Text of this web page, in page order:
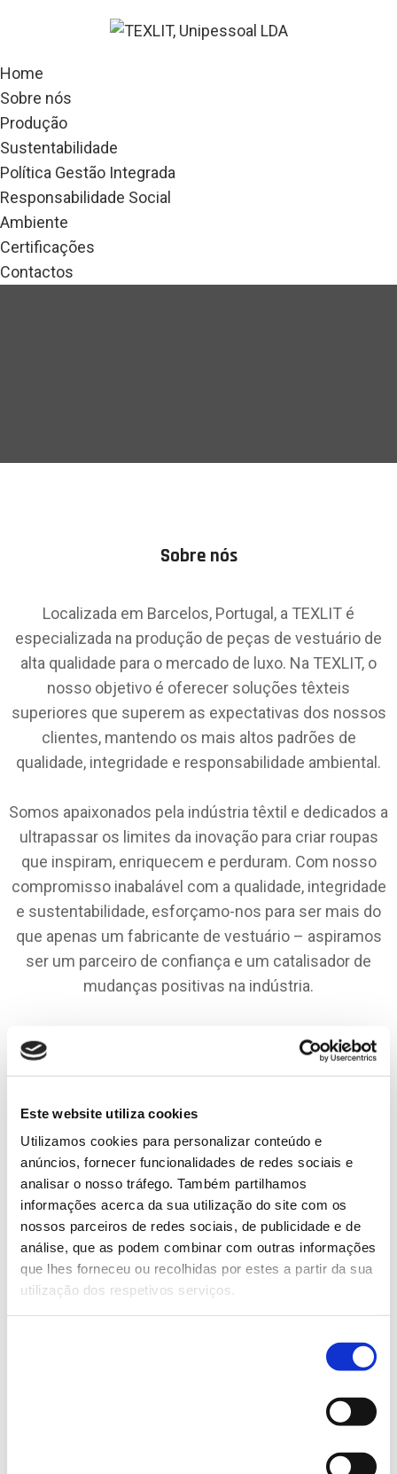
Este website utiliza cookies
Utilizamos cookies para personalizar conteúdo e
anúncios, fornecer funcionalidades de redes sociais e
analisar o nosso tráfego. Também partilhamos
informações acerca da sua utilização do site com os
nossos parceiros de redes sociais, de publicidade e de
análise, que as podem combinar com outras informações
que lhes forneceu ou recolhidas por estes a partir da sua
utilização dos respetivos serviços.
Home
Sobre nós
Produção
Sustentabilidade
Política Gestão Integrada
Responsabilidade Social
Ambiente
Certificações
Contactos
Sobre nós
Localizada em Barcelos, Portugal, a TEXLIT é
especializada na produção de peças de vestuário de
alta qualidade para o mercado de luxo. Na TEXLIT, o
nosso objetivo é oferecer soluções têxteis
superiores que superem as expectativas dos nossos
clientes, mantendo os mais altos padrões de
qualidade, integridade e responsabilidade ambiental.
Somos apaixonados pela indústria têxtil e dedicados a
ultrapassar os limites da inovação para criar roupas
que inspiram, enriquecem e perduram. Com nosso
compromisso inabalável com a qualidade, integridade
e sustentabilidade, esforçamo-nos para ser mais do
que apenas um fabricante de vestuário – aspiramos
ser um parceiro de confiança e um catalisador de
mudanças positivas na indústria.
A nossa Visão
Pretendemos ser uma empresa líder, reconhecida
pela qualidade das relações que estabelecemos e
dos serviços que fornecemos, destacando-nos pela
nossa inovação, qualidade e Sustentabilidade.